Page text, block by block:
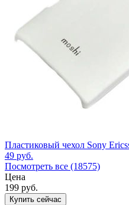
Пластиковый чехол Sony
49 руб.
Посмотреть все (18575)
Цена
199 руб.
Купить сейчас